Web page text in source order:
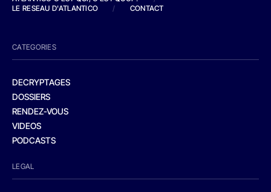
LE RESEAU D'ATLANTICO
/ CONTACT
CATEGORIES
DECRYPTAGES
DOSSIERS
RENDEZ-VOUS
VIDEOS
PODCASTS
LEGAL